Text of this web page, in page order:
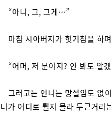
“아니, 그, 그게…”
마침 시아버지가 헛기침을 하
“어머, 저 분이지? 안 봐도 알
그러고는 언니는 망설임도 없
니가 어디로 튈지 몰라 두근거리